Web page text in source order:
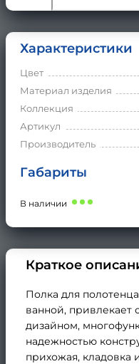
Характеристики
Цвет
Материал изделия
Коллекция
Артикул
Производитель
Габариты
В наличии
Краткое
Полка для
ванной,
дизайном,
надежностью
прихожая, кладовка